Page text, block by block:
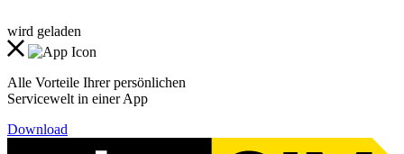
wird geladen
Alle Vorteile Ihrer persönlichen
Servicewelt in einer App
Download